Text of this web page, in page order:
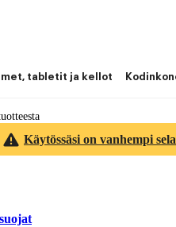
tabletit ja kellot
Käytössäsi on vanhempi